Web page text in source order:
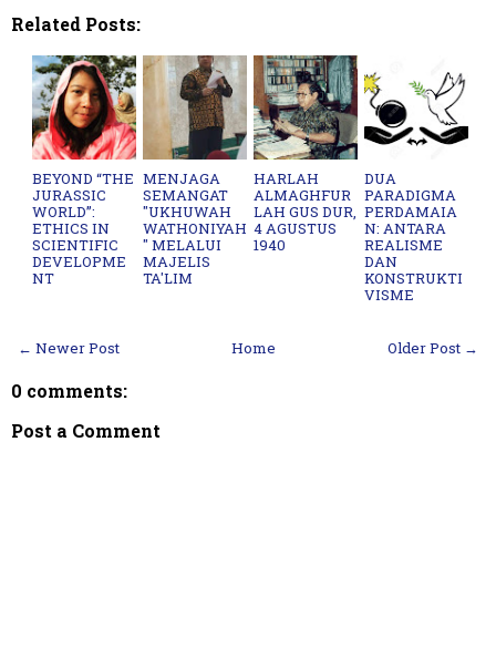
Related Posts:
BEYOND “THE
JURASSIC
WORLD”:
ETHICS IN
SCIENTIFIC
DEVELOPME
NT
MENJAGA
SEMANGAT
"UKHUWAH
WATHONIYAH
" MELALUI
MAJELIS
TA'LIM
HARLAH
ALMAGHFUR
LAH GUS DUR,
4 AGUSTUS
1940
DUA
PARADIGMA
PERDAMAIA
N: ANTARA
REALISME
DAN
KONSTRUKTI
VISME
← Newer Post Older Post →
Home
0 comments:
Post a Comment